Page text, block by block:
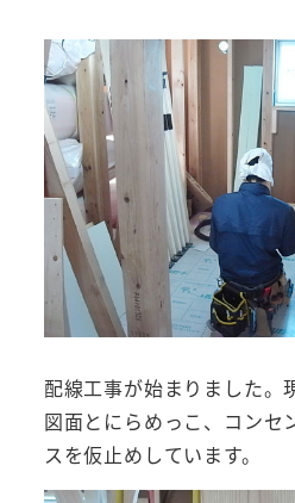
配線工事が始まりました。
図面とにらめっこ、コンセ
スを仮止めしています。